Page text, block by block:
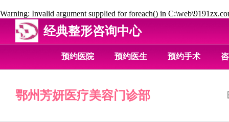
Warning: Invalid argument supplied for foreach() in
经典整形咨询中心
预约医院 预约医生 预约手术
鄂州芳妍医疗美容门诊部